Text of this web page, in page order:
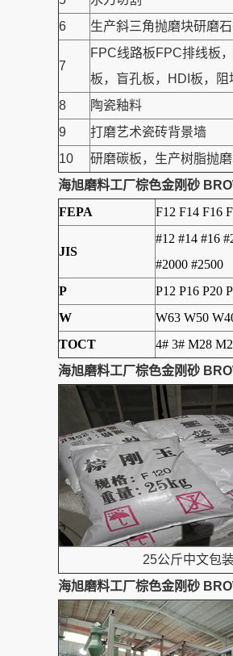
6
生产斜三角抛磨块研磨
7
FPC线路板FPC排线板
板，盲孔板，HDI板，阻
8
陶瓷釉料
9
打磨艺术瓷砖背景墙
10
研磨碳板，生产树脂抛
海旭磨料工厂棕色金刚砂
FEPA
F12 F14 F16
JIS
#12 #14 #16
#2000 #2500
P
P12 P16 P20
W
W63 W50
TOCT
4# 3# M28
海旭磨料工厂棕色金刚砂
25公斤中文包
海旭磨料工厂棕色金刚砂